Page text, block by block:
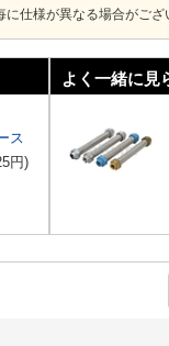
仕様が異なる場合がござ
ス
円)
よく一緒に見